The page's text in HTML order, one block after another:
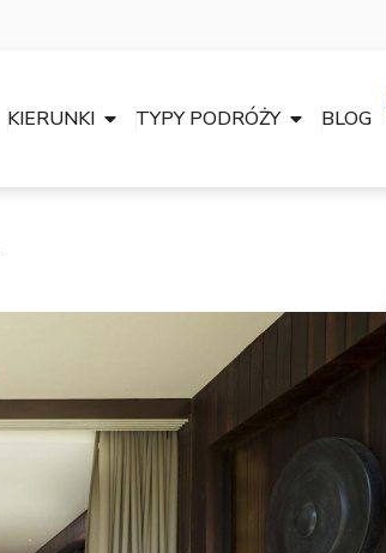
KIERUNKI TYPY PODRÓŻY BLOG